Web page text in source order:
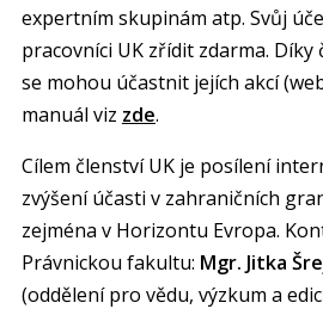
expertním skupinám atp. Svůj
pracovníci UK zřídit zdarma.
se mohou účastnit jejích akcí
manuál viz zde.
Cílem členství UK je posílení
zvýšení účasti v zahraničních
zejména v Horizontu Evropa.
Právnickou fakultu: Mgr. Jitka
(oddělení pro vědu, výzkum a